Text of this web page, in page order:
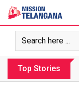
Skip
content
Top Stories